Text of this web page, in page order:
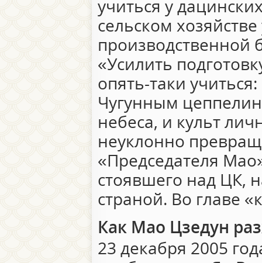
учиться у
сельском
«Усилить
опять-таки
Чугунным
небеса, и культ
неуклонно
«Председателя
стоявшего над ЦК,
страной. Во главе
Как Мао Цзедун
23 декабря 2005